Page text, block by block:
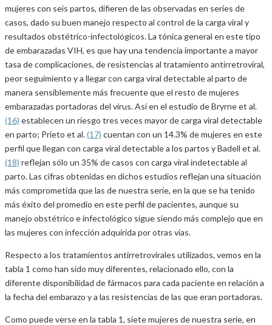
mujeres con seis partos, difieren de las observadas en series de
casos, dado su buen manejo respecto al control de la carga viral y
resultados obstétrico-infectológicos. La tónica general en este tipo
de embarazadas VIH, es que hay una tendencia importante a mayor
tasa de complicaciones, de resistencias al tratamiento antirretroviral,
peor seguimiento y a llegar con carga viral detectable al parto de
manera sensiblemente más frecuente que el resto de mujeres
embarazadas portadoras del virus. Así en el estudio de Bryrne et al.
(16) establecen un riesgo tres veces mayor de carga viral detectable
en parto; Prieto et al.(17) cuentan con un 14.3% de mujeres en este
perfil que llegan con carga viral detectable a los partos y Badell et al.
(18) reflejan sólo un 35% de casos con carga viral indetectable al
parto. Las cifras obtenidas en dichos estudios reflejan una situación
más comprometida que las de nuestra serie, en la que se ha tenido
más éxito del promedio en este perfil de pacientes, aunque su
manejo obstétrico e infectológico sigue siendo más complejo que en
las mujeres con infección adquirida por otras vías.
Respecto a los tratamientos antirretrovirales utilizados, vemos en la
tabla 1 como han sido muy diferentes, relacionado ello, con la
diferente disponibilidad de fármacos para cada paciente en relación a
la fecha del embarazo y a las resistencias de las que eran portadoras.
Como puede verse en la tabla 1, siete mujeres de nuestra serie, en